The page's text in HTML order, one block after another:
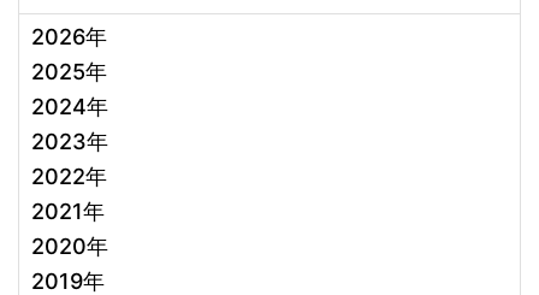
2026年
2025年
2024年
2023年
2022年
2021年
2020年
2019年